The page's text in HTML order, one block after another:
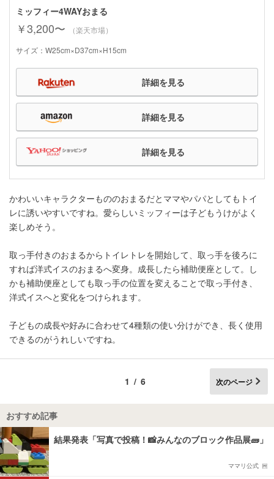
ミッフィー4WAYおまる
￥3,200〜
（楽天市場）
サイズ：W25cm×D37cm×H15cm
詳細を見る
詳細を見る
詳細を見る
かわいいキャラクターもののおまるだとママやパパとしてもトイ
レに誘いやすいですね。愛らしいミッフィーは子どもうけがよく
楽しめそう。
取っ手付きのおまるからトイレトレを開始して、取っ手を後ろに
すれば洋式イスのおまるへ変身。成長したら補助便座として。し
かも補助便座としても取っ手の位置を変えることで取っ手付き、
洋式イスへと変化をつけられます。
子どもの成長や好みに合わせて4種類の使い分けができ、長く使用
できるのがうれしいですね。
1/6 次のページ
おすすめ記事
結果発表「写真で投稿！📸みんなのブロック作品展🧱」
ママリ公式